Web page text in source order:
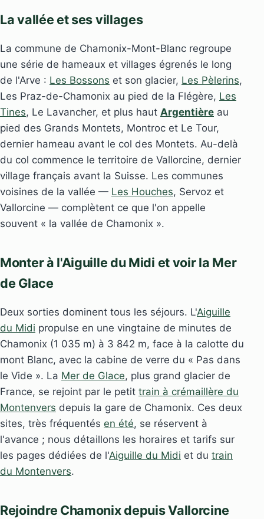
La vallée et ses villages
La commune de Chamonix-Mont-Blanc regroupe
une série de hameaux et villages égrenés le long
de l'Arve : Les Bossons et son glacier, Les Pèlerins,
Les Praz-de-Chamonix au pied de la Flégère, Les
Tines, Le Lavancher, et plus haut Argentière au
pied des Grands Montets, Montroc et Le Tour,
dernier hameau avant le col des Montets. Au-delà
du col commence le territoire de Vallorcine, dernier
village français avant la Suisse. Les communes
voisines de la vallée — Les Houches, Servoz et
Vallorcine — complètent ce que l'on appelle
souvent « la vallée de Chamonix ».
Monter à l'Aiguille du Midi et voir la Mer
de Glace
Deux sorties dominent tous les séjours. L'Aiguille
du Midi propulse en une vingtaine de minutes de
Chamonix (1 035 m) à 3 842 m, face à la calotte du
mont Blanc, avec la cabine de verre du « Pas dans
le Vide ». La Mer de Glace, plus grand glacier de
France, se rejoint par le petit train à crémaillère du
Montenvers depuis la gare de Chamonix. Ces deux
sites, très fréquentés en été, se réservent à
l'avance ; nous détaillons les horaires et tarifs sur
les pages dédiées de l'Aiguille du Midi et du train
du Montenvers.
Rejoindre Chamonix depuis Vallorcine